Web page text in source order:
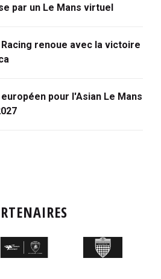
par un Le Mans virtuel
renoue avec la victoire
pour l'Asian Le Mans